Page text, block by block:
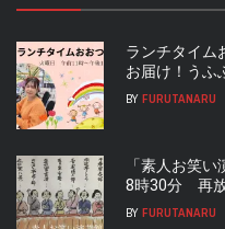
ランチタイ
お届け！うふ
BY FURUTANARU
「素人お笑
8時30分 再
BY FURUTANARU